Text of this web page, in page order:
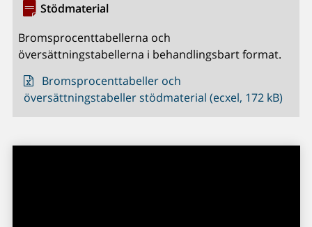
Stödmaterial
Bromsprocenttabellerna och
översättningstabellerna i behandlingsbart format.
Bromsprocenttabeller och
översättningstabeller stödmaterial (ecxel, 172 kB)